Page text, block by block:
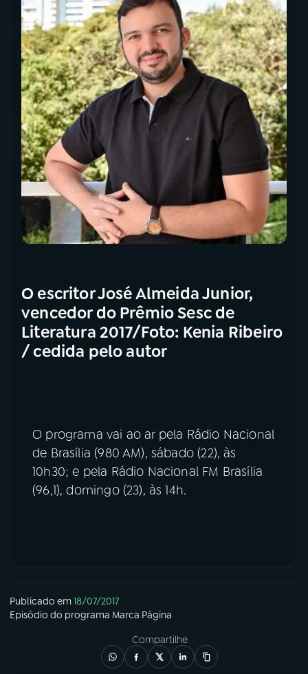
O escritor José Almeida Junior,
vencedor do Prêmio Sesc de
Literatura 2017/Foto: Kenia Ribeiro
/ cedida pelo autor
O programa vai ao ar pela Rádio Nacional
de Brasília (980 AM), sábado (22), às
10h30; e pela Rádio Nacional FM Brasília
(96,1), domingo (23), às 14h.
Publicado em18/07/2017
Episódio do programa Marca Página
Compartilhe